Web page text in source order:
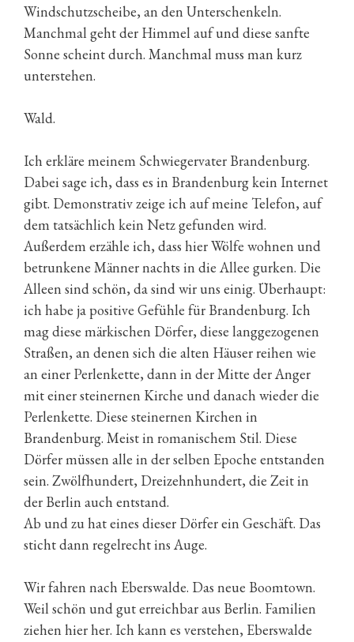
Windschutzscheibe, an den Unterschenkeln.
Manchmal geht der Himmel auf und diese sanfte
Sonne scheint durch. Manchmal muss man kurz
unterstehen.
Wald.
Ich erkläre meinem Schwiegervater Brandenburg.
Dabei sage ich, dass es in Brandenburg kein Internet
gibt. Demonstrativ zeige ich auf meine Telefon, auf
dem tatsächlich kein Netz gefunden wird.
Außerdem erzähle ich, dass hier Wölfe wohnen und
betrunkene Männer nachts in die Allee gurken. Die
Alleen sind schön, da sind wir uns einig. Überhaupt:
ich habe ja positive Gefühle für Brandenburg. Ich
mag diese märkischen Dörfer, diese langgezogenen
Straßen, an denen sich die alten Häuser reihen wie
an einer Perlenkette, dann in der Mitte der Anger
mit einer steinernen Kirche und danach wieder die
Perlenkette. Diese steinernen Kirchen in
Brandenburg. Meist in romanischem Stil. Diese
Dörfer müssen alle in der selben Epoche entstanden
sein. Zwölfhundert, Dreizehnhundert, die Zeit in
der Berlin auch entstand.
Ab und zu hat eines dieser Dörfer ein Geschäft. Das
sticht dann regelrecht ins Auge.
Wir fahren nach Eberswalde. Das neue Boomtown.
Weil schön und gut erreichbar aus Berlin. Familien
ziehen hier her. Ich kann es verstehen, Eberswalde